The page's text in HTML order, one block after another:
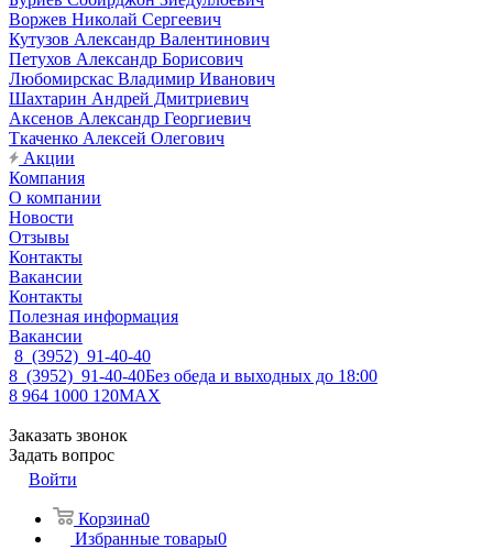
Воржев Николай Сергеевич
Кутузов Александр Валентинович
Петухов Александр Борисович
Любомирскас Владимир Иванович
Шахтарин Андрей Дмитриевич
Аксенов Александр Георгиевич
Ткаченко Алексей Олегович
Акции
Компания
О компании
Новости
Отзывы
Контакты
Вакансии
Контакты
Полезная информация
Вакансии
8 (3952) 91-40-40
8 (3952) 91-40-40Без обеда и выходных до 18:00
8 964 1000 120MAX
Заказать звонок
Задать вопрос
Войти
Корзина0
Избранные товары0